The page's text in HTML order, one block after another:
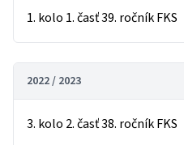
1. kolo 1. časť 39. ročník FKS
2022 / 2023
3. kolo 2. časť 38. ročník FKS